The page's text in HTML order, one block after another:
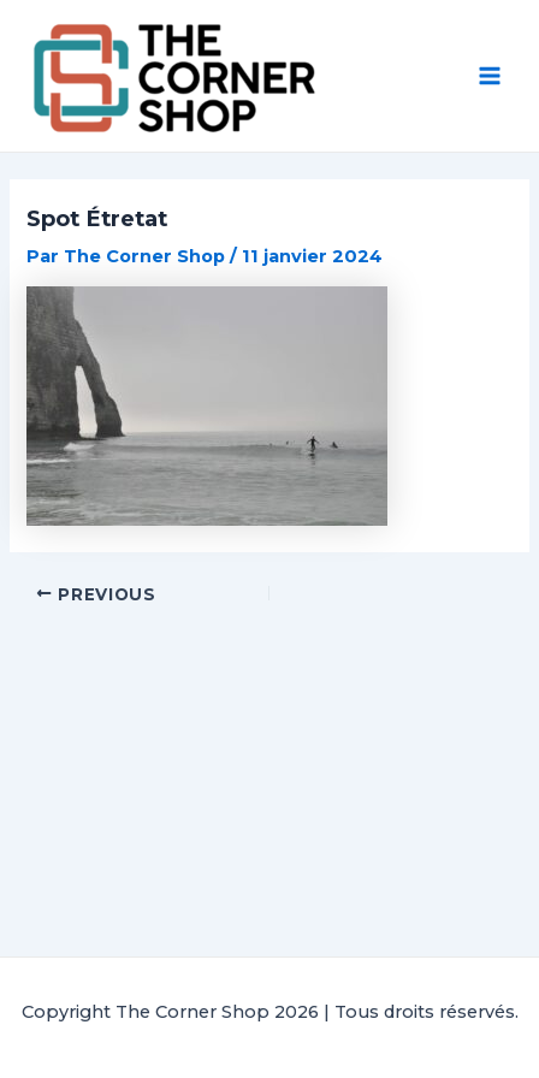
contenu
Spot Étretat
Par The Corner Shop/ 11 janvier 2024
navigation
PREVIOUS
Copyright The Corner Shop 2026 | Tous droits réservés.